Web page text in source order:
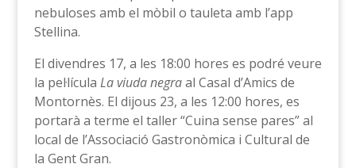
nebuloses amb el mòbil o tauleta amb l’app
Stellina.
El divendres 17, a les 18:00 hores es podré veure
la pel·lícula La viuda negraal Casal d’Amics de
Montornès. El dijous 23, a les 12:00 hores, es
portarà a terme el taller “Cuina sense pares” al
local de l’Associació Gastronòmica i Cultural de
la Gent Gran.